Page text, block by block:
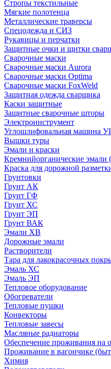
Стропы текстильные
Мягкие полотенца
Металлические траверсы
Спецодежда и СИЗ
Рукавицы и перчатки
Защитные очки и щитки
Сварочные маски
Сварочные маски Aurora
Сварочные маски Optima
Сварочные маски FoxWeld
Защитная одежда сварщика
Каски защитные
Защитные сварочные шторы
Электроинструмент
Углошлифовальная машина
Вышки туры
Эмали и краски
Кремнийорганические
Краска для дорожной
Грунтовки
Грунт АК
Грунт ГФ
Грунт ХС
Грунт ЭП
Грунт ВАК
Эмали ХВ
Дорожные эмали
Растворители
Тара для лакокрасочных
Эмаль ХС
Эмаль ЭП
Тепловое оборудование
Обогреватели
Тепловые пушки
Конвекторы
Тепловые завесы
Масляные радиаторы
Обеспечение проживания на
Проживание в вагончике
Химия